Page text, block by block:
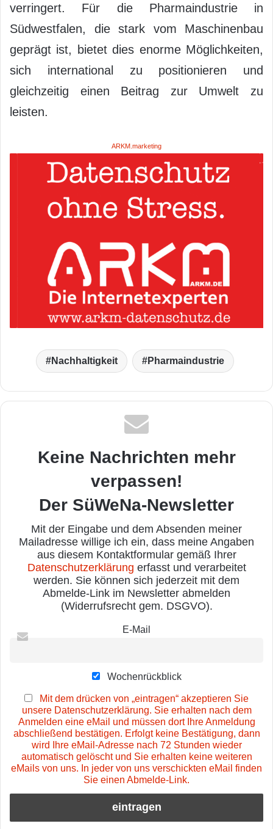
verringert. Für die Pharmaindustrie in
Südwestfalen, die stark vom Maschinenbau
geprägt ist, bietet dies enorme Möglichkeiten,
sich international zu positionieren und
gleichzeitig einen Beitrag zur Umwelt zu
leisten.
ARKM.marketing
Nachhaltigkeit Pharmaindustrie
Keine Nachrichten mehr
verpassen!
Der SüWeNa-Newsletter
Mit der Eingabe und dem Absenden meiner
Mailadresse willige ich ein, dass meine Angaben
aus diesem Kontaktformular gemäß Ihrer
Datenschutzerklärung erfasst und verarbeitet
werden. Sie können sich jederzeit mit dem
Abmelde-Link im Newsletter abmelden
(Widerrufsrecht gem. DSGVO).
E-Mail
Wochenrückblick
Mit dem drücken von „eintragen“ akzeptieren Sie
unsere Datenschutzerklärung. Sie erhalten nach dem
Anmelden eine eMail und müssen dort Ihre Anmeldung
abschließend bestätigen. Erfolgt keine Bestätigung, dann
wird Ihre eMail-Adresse nach 72 Stunden wieder
automatisch gelöscht und Sie erhalten keine weiteren
eMails von uns. In jeder von uns verschickten eMail finden
Sie einen Abmelde-Link.